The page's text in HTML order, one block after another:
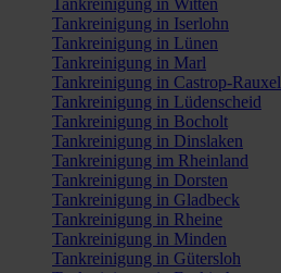
Tankreinigung in Iserlohn
Tankreinigung in Lünen
Tankreinigung in Marl
Tankreinigung in Castrop-Rauxel
Tankreinigung in Lüdenscheid
Tankreinigung in Bocholt
Tankreinigung in Dinslaken
Tankreinigung im Rheinland
Tankreinigung in Dorsten
Tankreinigung in Gladbeck
Tankreinigung in Rheine
Tankreinigung in Minden
Tankreinigung in Gütersloh